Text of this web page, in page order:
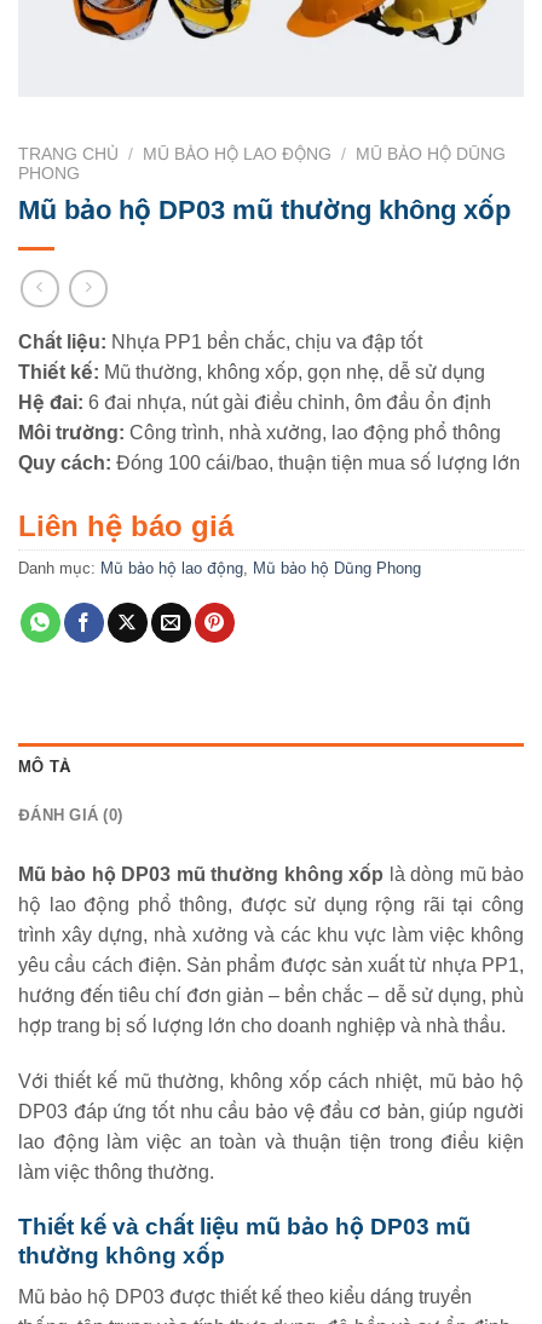
TRANG CHỦ / MŨ BẢO HỘ LAO ĐỘNG /
MŨ BẢO HỘ DŨNG
PHONG
Mũ bảo hộ DP03 mũ thường không xốp
Chất liệu: Nhựa PP1 bền chắc, chịu va đập tốt
Thiết kế: Mũ thường, không xốp, gọn nhẹ, dễ sử dụng
Hệ đai: 6 đai nhựa, nút gài điều chỉnh, ôm đầu ổn định
Môi trường: Công trình, nhà xưởng, lao động phổ thông
Quy cách: Đóng 100 cái/bao, thuận tiện mua số lượng lớn
Liên hệ báo giá
Danh mục: Mũ bảo hộ lao động, Mũ bảo hộ Dũng Phong
MÔ TẢ
ĐÁNH GIÁ (0)
Mũ bảo hộ DP03 mũ thường không xốp là dòng mũ bảo
hộ lao động phổ thông, được sử dụng rộng rãi tại công
trình xây dựng, nhà xưởng và các khu vực làm việc không
yêu cầu cách điện. Sản phẩm được sản xuất từ nhựa PP1,
hướng đến tiêu chí đơn giản – bền chắc – dễ sử dụng, phù
hợp trang bị số lượng lớn cho doanh nghiệp và nhà thầu.
Với thiết kế mũ thường, không xốp cách nhiệt, mũ bảo hộ
DP03 đáp ứng tốt nhu cầu bảo vệ đầu cơ bản, giúp người
lao động làm việc an toàn và thuận tiện trong điều kiện
làm việc thông thường.
Thiết kế và chất liệu mũ bảo hộ DP03 mũ
thường không xốp
Mũ bảo hộ DP03 được thiết kế theo kiểu dáng truyền